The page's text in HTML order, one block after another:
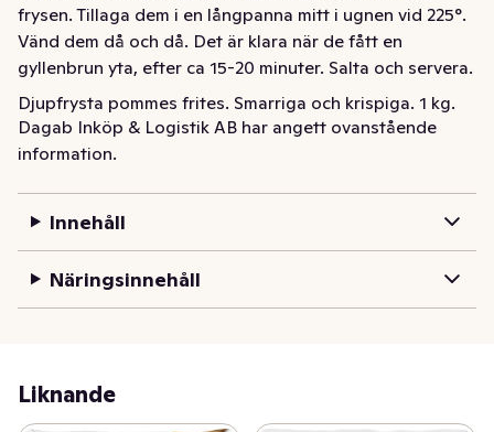
frysen. Tillaga dem i en långpanna mitt i ugnen vid 225°.
Vänd dem då och då. Det är klara när de fått en
gyllenbrun yta, efter ca 15-20 minuter. Salta och servera.
Djupfrysta pommes frites. Smarriga och krispiga. 1 kg.
Dagab Inköp & Logistik AB har angett ovanstående
information.
Innehåll
Näringsinnehåll
Liknande